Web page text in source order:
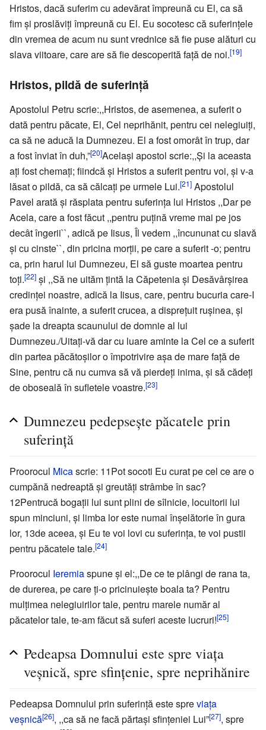
Hristos, dacă suferim cu adevărat împreună cu El, ca să
fim şi proslăviţi împreună cu El. Eu socotesc că suferinţele
din vremea de acum nu sunt vrednice să fie puse alături cu
slava viitoare, care are să fie descoperită faţă de noi.[19]
Hristos, pildă de suferinţă
Apostolul Petru scrie:,,Hristos, de asemenea, a suferit o
dată pentru păcate, El, Cel neprihănit, pentru cei nelegiuiţi,
ca să ne aducă la Dumnezeu. El a fost omorât în trup, dar
a fost înviat în duh,”[20]Acelaşi apostol scrie:,,Şi la aceasta
aţi fost chemaţi; fiindcă şi Hristos a suferit pentru voi, şi v-a
lăsat o pildă, ca să călcaţi pe urmele Lui.[21] Apostolul
Pavel arată şi răsplata pentru suferinţa lui Hristos ,,Dar pe
Acela, care a fost făcut ,,pentru puţină vreme mai pe jos
decât îngerii``, adică pe Iisus, Îl vedem ,,încununat cu slavă
şi cu cinste``, din pricina morţii, pe care a suferit -o; pentru
ca, prin harul lui Dumnezeu, El să guste moartea pentru
toţi.[22] şi ,,Să ne uităm ţintă la Căpetenia şi Desăvârşirea
credinţei noastre, adică la Iisus, care, pentru bucuria care-I
era pusă înainte, a suferit crucea, a dispreţuit ruşinea, şi
şade la dreapta scaunului de domnie al lui
Dumnezeu./Uitaţi-vă dar cu luare aminte la Cel ce a suferit
din partea păcătoşilor o împotrivire aşa de mare faţă de
Sine, pentru că nu cumva să vă pierdeţi inima, şi să cădeţi
de oboseală în sufletele voastre.[23]
Dumnezeu pedepseşte păcatele prin
suferinţă
Proorocul Micascrie: 11Pot socoti Eu curat pe cel ce are o
cumpănă nedreaptă şi greutăţi strâmbe în sac?
12Pentrucă bogaţii lui sunt plini de sîlnicie, locuitorii lui
spun minciuni, şi limba lor este numai înşelătorie în gura
lor, 13de aceea, şi Eu te voi lovi cu suferinţa, te voi pustii
pentru păcatele tale.[24]
Proorocul Ieremiaspune şi el:,,De ce te plângi de rana ta,
de durerea, pe care ţi-o pricinuieşte boala ta? Pentru
mulţimea nelegiuirilor tale, pentru marele număr al
păcatelor tale, te-am făcut să suferi aceste lucruri![25]
Pedeapsa Domnului este spre viaţa
veşnică, spre sfinţenie, spre neprihănire
Pedeapsa Domnului prin suferinţă este spreviaţa
veşnică[26], ,,ca să ne facă părtaşi sfinţeniei Lui”[27], spre